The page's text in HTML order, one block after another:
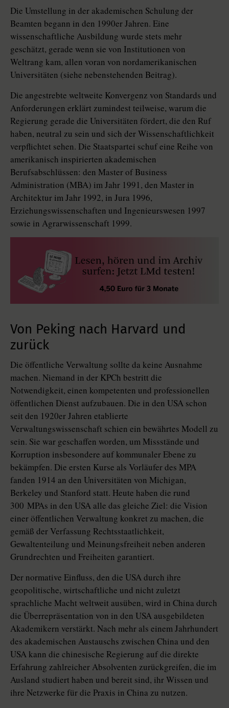
Die Umstellung in der akademischen Schulung der
Beamten begann in den 1990er Jahren. Eine
wissenschaftliche Ausbildung wurde stets mehr
geschätzt, gerade wenn sie von Institutionen von
Weltrang kam, allen voran von nordamerikanischen
Universitäten (siehe nebenstehenden Beitrag).
Die angestrebte weltweite Konvergenz von Standards und
Anforderungen erklärt zumindest teilweise, warum die
Regierung gerade die Universitäten fördert, die den Ruf
haben, neutral zu sein und sich der Wissenschaftlichkeit
verpflichtet sehen. Die Staatspartei schuf eine Reihe von
amerikanisch inspirierten akademischen
Berufsabschlüssen: den Master of Business
Administration (MBA) im Jahr 1991, den Master in
Architektur im Jahr 1992, in Jura 1996,
Erziehungswissenschaften und Ingenieurswesen 1997
sowie in Agrarwissenschaft 1999.
Von Peking nach Harvard und
zurück
Die öffentliche Verwaltung sollte da keine Ausnahme
machen. Niemand in der KPCh bestritt die
Notwendigkeit, einen kompetenten und professionellen
öffentlichen Dienst aufzubauen. Die in den USA schon
seit den 1920er Jahren etablierte
Verwaltungswissenschaft schien ein bewährtes Modell zu
sein. Sie war geschaffen worden, um Missstände und
Korruption insbesondere auf kommunaler Ebene zu
bekämpfen. Die ersten Kurse als Vorläufer des MPA
fanden 1914 an den Universitäten von Michigan,
Berkeley und Stanford statt. Heute haben die rund
300 MPAs in den USA alle das gleiche Ziel: die Vision
einer öffentlichen Verwaltung konkret zu machen, die
gemäß der Verfassung Rechtsstaatlichkeit,
Gewaltenteilung und Meinungsfreiheit neben anderen
Grundrechten und Freiheiten garantiert.
Der normative Einfluss, den die USA durch ihre
geopolitische, wirtschaftliche und nicht zuletzt
sprachliche Macht weltweit ausüben, wird in China durch
die Überrepräsentation von in den USA ausgebildeten
Akademikern verstärkt. Nach mehr als einem Jahrhundert
des akademischen Austauschs zwischen China und den
USA kann die chinesische Regierung auf die direkte
Erfahrung zahlreicher Absolventen zurückgreifen, die im
Ausland studiert haben und bereit sind, ihr Wissen und
ihre Netzwerke für die Praxis in China zu nutzen.